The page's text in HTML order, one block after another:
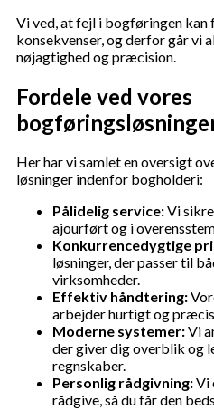
Vi ved, at fejl i bogføringen
konsekvenser, og derfor går vi
nøjagtighed og præcision.
Fordele ved vores
Her har vi samlet en oversigt
løsninger indenfor bogholderi:
Pålidelig service:Vi
ajourført og i
Konkurrencedygtige
løsninger, der passer til
virksomheder.
Effektiv håndtering:
arbejder hurtigt og
Moderne systemer:Vi
der giver dig overblik og
regnskaber.
Personlig rådgivning:Vi
rådgive, så du får den